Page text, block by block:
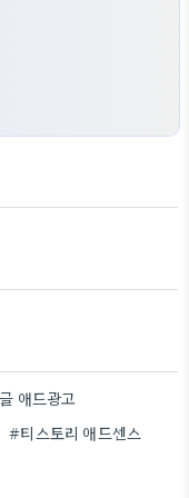
애드광고
#티스토리 애드센스